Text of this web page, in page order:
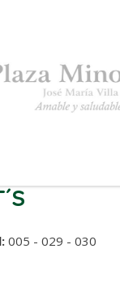
005 - 029 - 030